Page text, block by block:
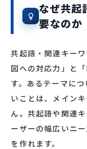
なぜ共起
要なのか
共起語・関連キー
図への対応力」と
す。あるテーマに
いことは、メイン
ん。共起語や関連
ーザーの幅広いニ
を作れます。